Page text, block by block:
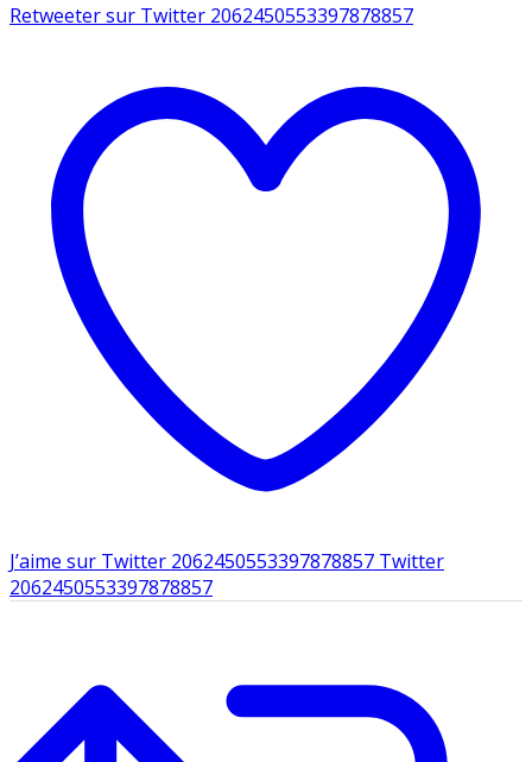
Retweeter sur Twitter 2062450553397878857
J’aime sur Twitter 2062450553397878857 Twitter
2062450553397878857